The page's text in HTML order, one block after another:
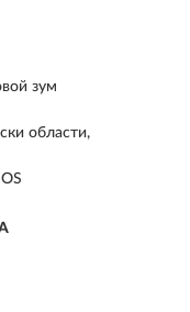
зум
области,